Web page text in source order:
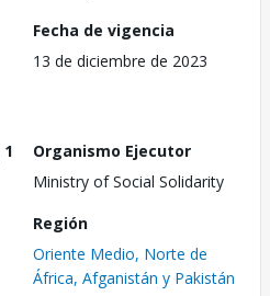
Fecha de vigencia
13 de diciembre de 2023
1
Organismo Ejecutor
Ministry of Social Solidarity
Región
Oriente Medio, Norte de
África, Afganistán y Pakistán